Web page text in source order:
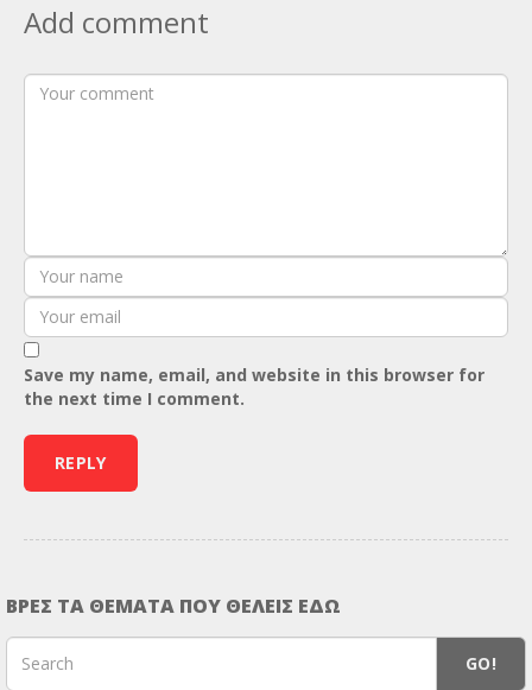
Add comment
Save my name, email, and website in this browser for
the next time I comment.
ΒΡΕΣ ΤΑ ΘΕΜΑΤΑ ΠΟΥ ΘΕΛΕΙΣ ΕΔΩ
GO!